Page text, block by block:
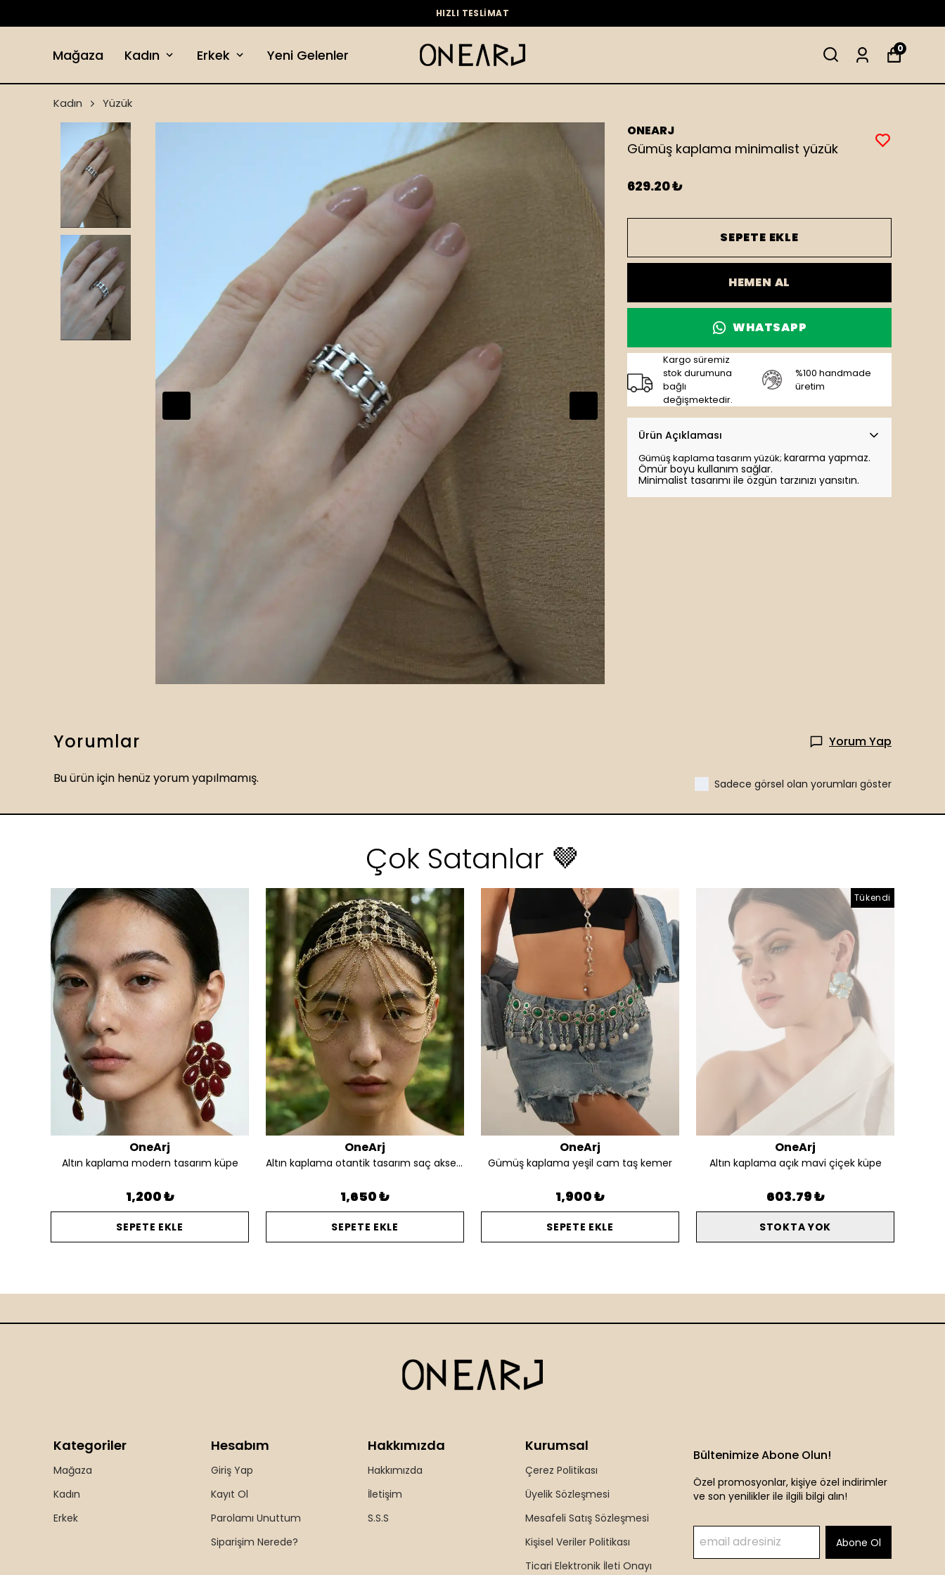
HIZLI TESLİMAT
Mağaza Kadın Erkek Yeni Gelenler 0
Kadın Yüzük
ONEARJ
Gümüş kaplama minimalist yüzük
629.20 ₺
SEPETE EKLE
HEMEN AL
WHATSAPP
Kargo süremiz
stok durumuna
bağlı
değişmektedir.
%100 handmade
üretim
Ürün Açıklaması
Gümüş kaplama tasarım yüzük; kararma yapmaz.
Ömür boyu kullanım sağlar.
Minimalist tasarımı ile özgün tarzınızı yansıtın.
Yorumlar Yorum Yap
Bu ürün için henüz yorum yapılmamış. Sadece görsel olan yorumları göster
Çok Satanlar 🤎
OneArj
Altın kaplama modern tasarım küpe
1,200 ₺
SEPETE EKLE
OneArj
Altın kaplama otantik tasarım saç aksesuarı
1,650 ₺
SEPETE EKLE
OneArj
Gümüş kaplama yeşil cam taş kemer
1,900 ₺
SEPETE EKLE
Tükendi
OneArj
Altın kaplama açık mavi çiçek küpe
603.79 ₺
STOKTA YOK
Kategoriler
Mağaza
Kadın
Erkek
Hesabım
Giriş Yap
Kayıt Ol
Parolamı Unuttum
Siparişim Nerede?
Hakkımızda
Hakkımızda
İletişim
S.S.S
Kurumsal
Çerez Politikası
Üyelik Sözleşmesi
Mesafeli Satış Sözleşmesi
Kişisel Veriler Politikası
Ticari Elektronik İleti Onayı
Bültenimize Abone Olun!
Özel promosyonlar, kişiye özel indirimler
ve son yenilikler ile ilgili bilgi alın!
Abone Ol